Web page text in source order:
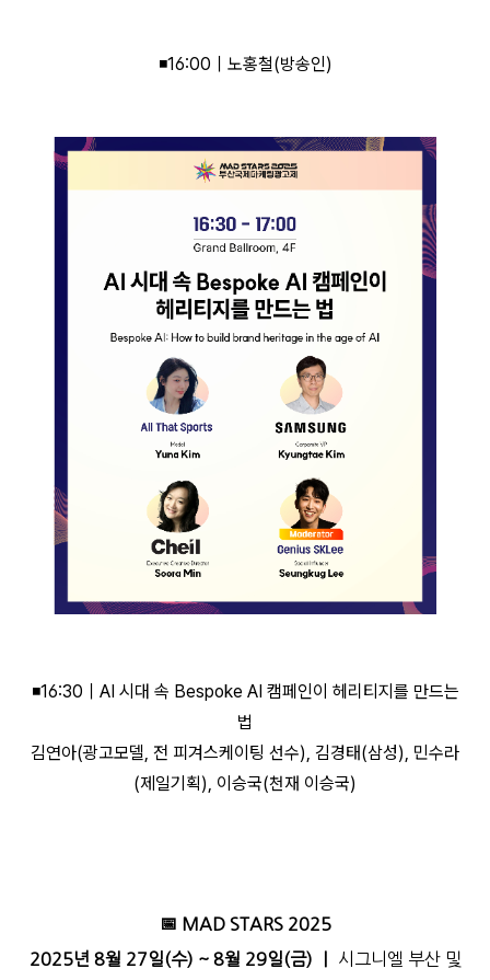
◾16:00｜노홍철(방송인)
◾16:30｜AI 시대 속 Bespoke AI 캠페인이 헤리티지를 만드는
법
김연아(광고모델, 전 피겨스케이팅 선수), 김경태(삼성), 민수라
(제일기획), 이승국(천재 이승국)
📅 MAD STARS 2025
2025년 8월 27일(수) ~ 8월 29일(금) ｜
시그니엘 부산 및